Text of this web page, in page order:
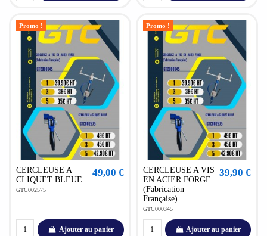
Promo !
CERCLEUSE A
CLIQUET BLEUE
GTC002575
49,00 €
Ajouter au panier
Promo !
CERCLEUSE A VIS
EN ACIER FORGE
(Fabrication
Française)
GTC000345
39,90 €
Ajouter au panier